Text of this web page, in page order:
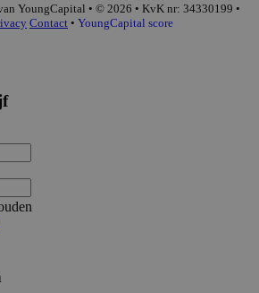
YoungCapital • © 2026 • KvK nr: 34330199 •
Contact • YoungCapital score